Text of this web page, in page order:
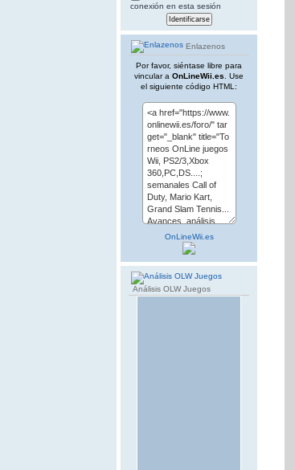
conexión en esta sesión
Enlazenos
Por favor, siéntase libre para
vincular aOnLineWii.es
. Use
el siguiente código HTML:
OnLineWii.es
Análisis OLW Juegos